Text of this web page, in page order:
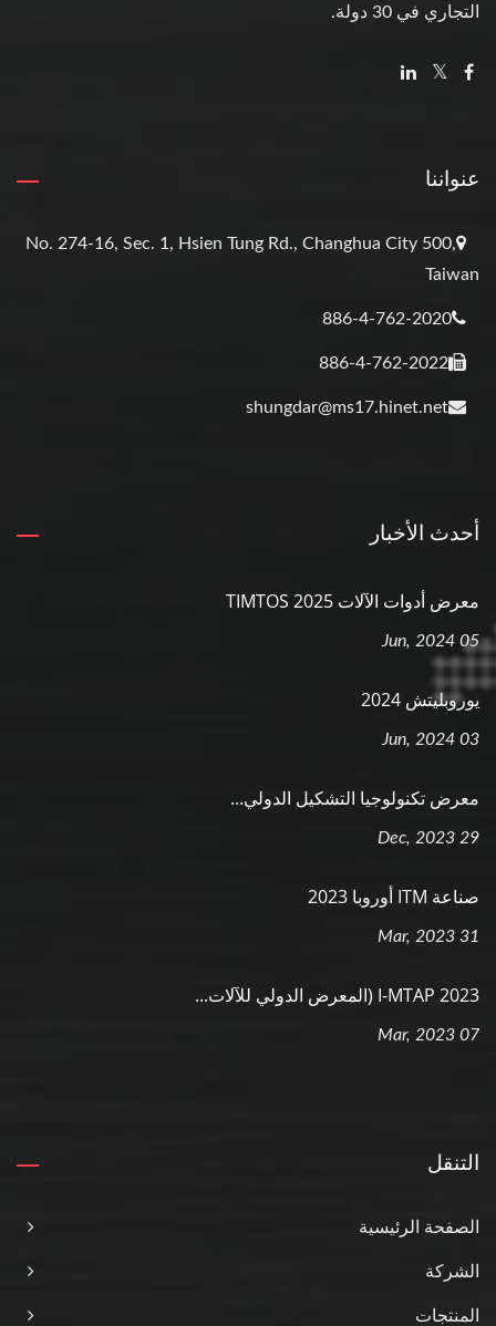
التجاري في 30 دولة.
عنواننا
No. 274-16, Sec. 1, Hsien Tung Rd., Changhua City 500,
Taiwan
886-4-762-2020
886-4-762-2022
shungdar@ms17.hinet.net
أحدث الأخبار
معرض أدوات الآلات TIMTOS 2025
05 Jun, 2024
يوروبليتش 2024
03 Jun, 2024
معرض تكنولوجيا التشكيل الدولي...
29 Dec, 2023
صناعة ITM أوروبا 2023
31 Mar, 2023
I-MTAP 2023 (المعرض الدولي للآلات...
07 Mar, 2023
التنقل
الصفحة الرئيسية
الشركة
المنتجات